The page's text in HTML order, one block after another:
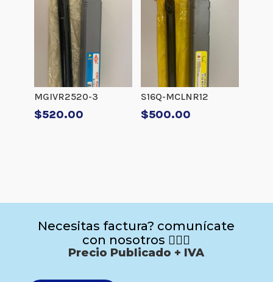
MGIVR2520-3
$520.00
S16Q-MCLNR12
$500.00
Necesitas factura? comunícate
con nosotros 🙋🏻‍♂️
Precio Publicado + IVA